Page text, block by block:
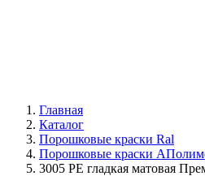
Главная
Каталог
Порошковые краски Ral
Порошковые краски
3005 PE гладкая матовая